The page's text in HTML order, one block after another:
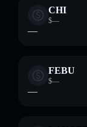
CHI
$—
—
FEBU
$—
—